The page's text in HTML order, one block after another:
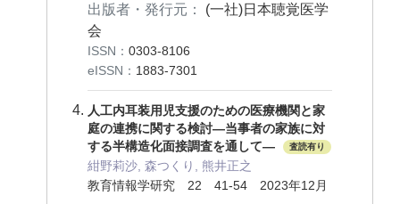
出版者・発行元：
(一社)日本聴覚医学
会
ISSN： 0303-8106
eISSN： 1883-7301
人工内耳装用児支援のための医療機関と家
庭の連携に関する検討―当事者の家族に対
する半構造化面接調査を通して―
査読有り
紺野莉沙, 森つくり, 熊井正之
教育情報学研究 22 41-54 2023年12月